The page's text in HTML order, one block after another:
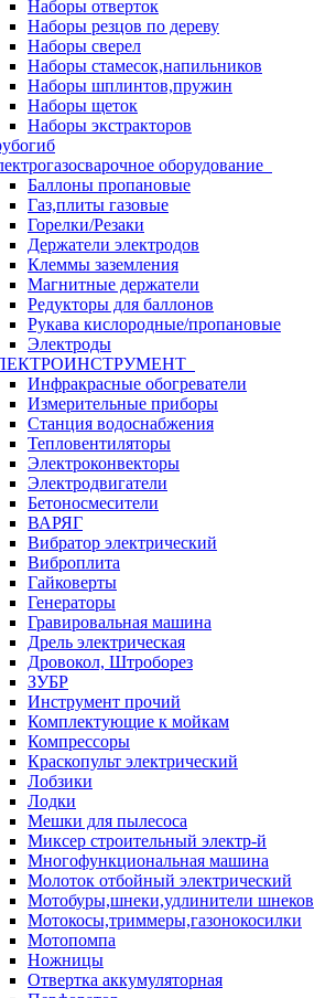
Наборы отверток
Наборы резцов по дереву
Наборы сверел
Наборы стамесок,напильников
Наборы шплинтов,пружин
Наборы щеток
Наборы экстракторов
оборудование
Баллоны пропановые
Газ,плиты газовые
Горелки/Резаки
Держатели электродов
Клеммы заземления
Магнитные держатели
Редукторы для баллонов
Рукава кислородные/пропановые
Электроды
Инфракрасные обогреватели
Измерительные приборы
Станция водоснабжения
Тепловентиляторы
Электроконвекторы
Электродвигатели
Бетоносмесители
ВАРЯГ
Вибратор электрический
Виброплита
Гайковерты
Генераторы
Гравировальная машина
Дрель электрическая
Дровокол, Штроборез
ЗУБР
Инструмент прочий
Комплектующие к мойкам
Компрессоры
Краскопульт электрический
Лобзики
Лодки
Мешки для пылесоса
Миксер строительный электр-й
Многофункциональная машина
Молоток отбойный электрический
Мотобуры,шнеки,удлинители шнеков
Мотокосы,триммеры,газонокосилки
Мотопомпа
Ножницы
Отвертка аккумуляторная